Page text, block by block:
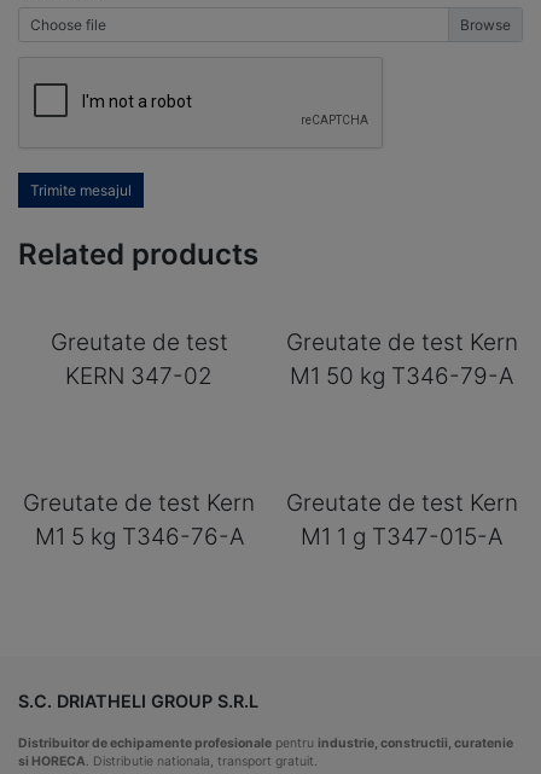
Choose file
Trimite mesajul
Related products
Greutate de test
KERN 347-02
Greutate de test Kern
M1 50 kg T346-79-A
Greutate de test Kern
M1 5 kg T346-76-A
Greutate de test Kern
M1 1 g T347-015-A
S.C. DRIATHELI GROUP S.R.L
Distribuitor de echipamente profesionale pentru industrie, constructii, curatenie
si HORECA. Distributie nationala, transport gratuit.